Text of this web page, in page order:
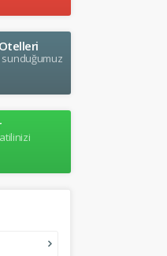
sunduğumuz